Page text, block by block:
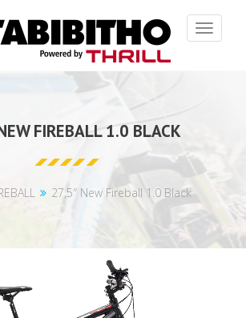
Toggle
FIREBALL 1.0 BLACK
27,5″ New Fireball 1.0 Black